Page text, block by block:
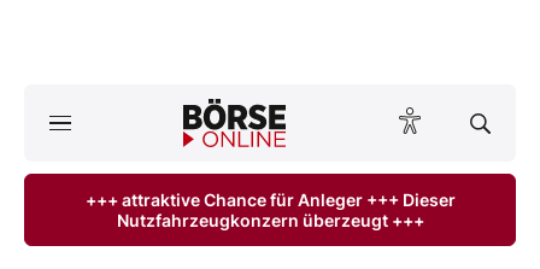
ktuelle Ausgabe BÖRSE ONLINE lesen
+++ attraktive Chance für Anleger +++ Dieser
Nutzfahrzeugkonzern überzeugt +++